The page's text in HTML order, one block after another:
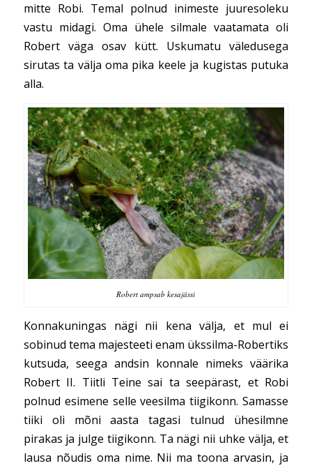
mitte Robi. Temal polnud inimeste juuresoleku
vastu midagi. Oma ühele silmale vaatamata oli
Robert väga osav kütt. Uskumatu väledusega
sirutas ta välja oma pika keele ja kugistas putuka
alla.
Robert ampsab kesajässi
Konnakuningas nägi nii kena välja, et mul ei
sobinud tema majesteeti enam ükssilma-Robertiks
kutsuda, seega andsin konnale nimeks väärika
Robert II. Tiitli Teine sai ta seepärast, et Robi
polnud esimene selle veesilma tiigikonn. Samasse
tiiki oli mõni aasta tagasi tulnud ühesilmne
pirakas ja julge tiigikonn. Ta nägi nii uhke välja, et
lausa nõudis oma nime. Nii ma toona arvasin, ja